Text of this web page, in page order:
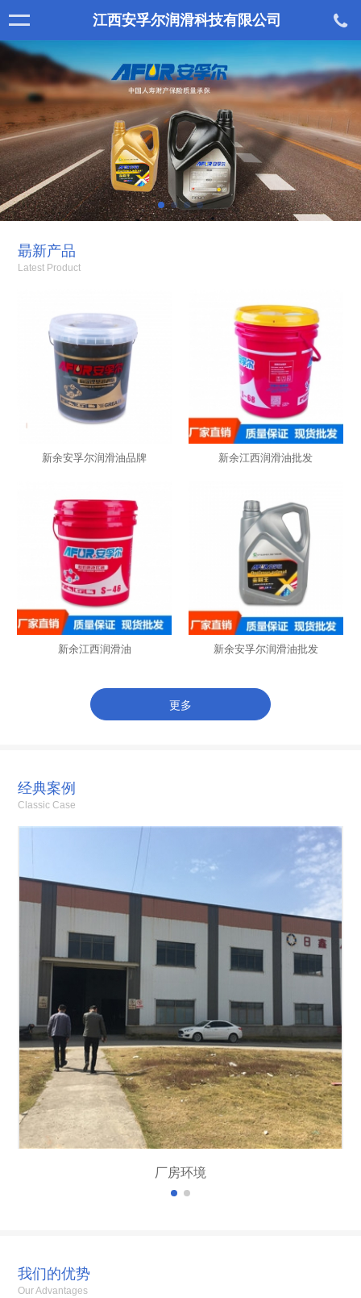
江西安孚尔润滑科技有限公司
朂新产品
Latest Product
新余安孚尔润滑油品牌 新余江西润滑油批发
新余江西润滑油 新余安孚尔润滑油批发
更多
经典案例
Classic Case
厂房环境
我们的优势
Our Advantages